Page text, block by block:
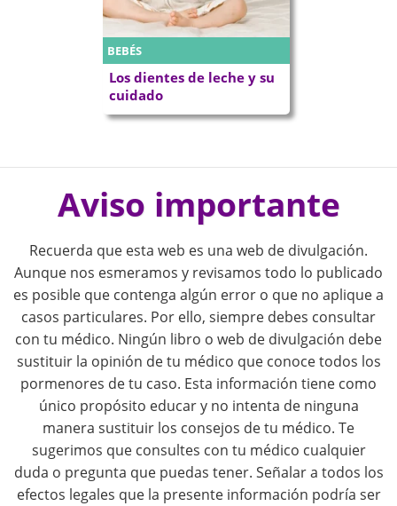
BEBÉS
Los dientes de leche y su
cuidado
P
a
g
Aviso importante
Recuerda que esta web es una web de divulgación.
Aunque nos esmeramos y revisamos todo lo publicado
es posible que contenga algún error o que no aplique a
casos particulares. Por ello, siempre debes consultar
con tu médico. Ningún libro o web de divulgación debe
sustituir la opinión de tu médico que conoce todos los
pormenores de tu caso. Esta información tiene como
único propósito educar y no intenta de ninguna
manera sustituir los consejos de tu médico. Te
sugerimos que consultes con tu médico cualquier
duda o pregunta que puedas tener. Señalar a todos los
efectos legales que la presente información podría ser